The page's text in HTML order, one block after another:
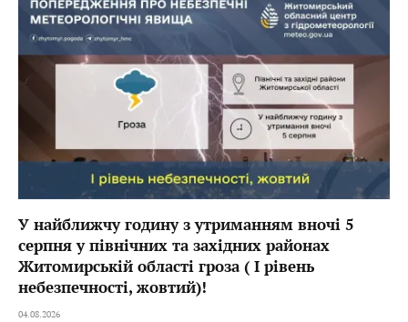
У найближчу годину з утриманням вночі 5
серпня у північних та західних районах
Житомирській області гроза ( I рівень
небезпечності, жовтий)!
04.08.2026